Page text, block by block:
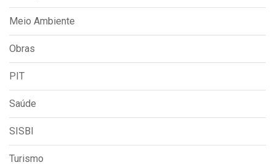
Meio Ambiente
Obras
PIT
Saúde
SISBI
Turismo